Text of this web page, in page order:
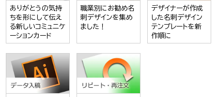
ありがとうの気持
ちを形にして伝え
る新しいコミュニケ
ーションカード
職業別にお勧め名
刺デザインを集め
ました！
デザイナーが作成
した名刺デザイン
テンプレートを新
作順に